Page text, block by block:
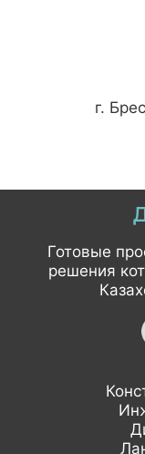
г.
Готовые
решения